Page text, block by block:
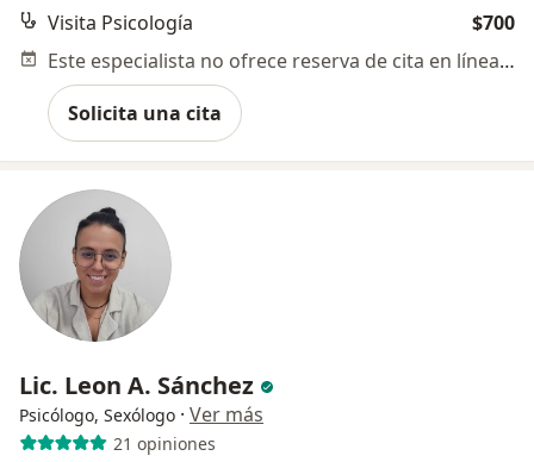
Visita Psicología
$700
Este especialista no ofrece reserva de cita en línea en esta dirección.
Solicita una cita
Lic. Leon A. Sánchez
Psicólogo, Sexólogo · Ver más
21 opiniones